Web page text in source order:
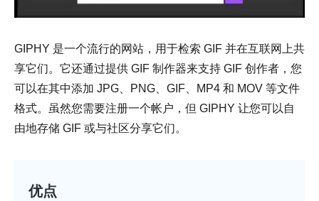
GIPHY 是一个流行的网站，用于检索 GIF 并在互联网上共
享它们。它还通过提供 GIF 制作器来支持 GIF 创作者，您
可以在其中添加 JPG、PNG、GIF、MP4 和 MOV 等文件
格式。虽然您需要注册一个帐户，但 GIPHY 让您可以自
由地存储 GIF 或与社区分享它们。
优点